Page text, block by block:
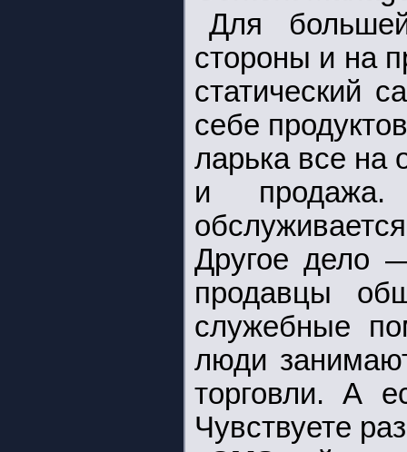
Для
стороны и на
статический
себе
ларька все на
и
Другое дело
продавцы
служебные
люди
торговли. А
Чувствуете